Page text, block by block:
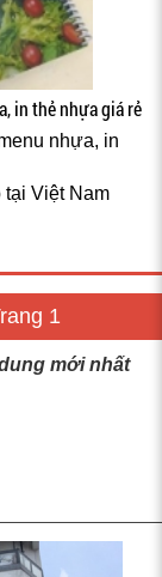
in thẻ nhựa giá rẻ
nhựa, in
Việt Nam
1
mới nhất